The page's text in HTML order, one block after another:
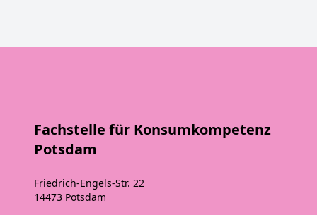
Fachstelle für Konsumkompetenz
Potsdam
Friedrich-Engels-Str. 22
14473 Potsdam